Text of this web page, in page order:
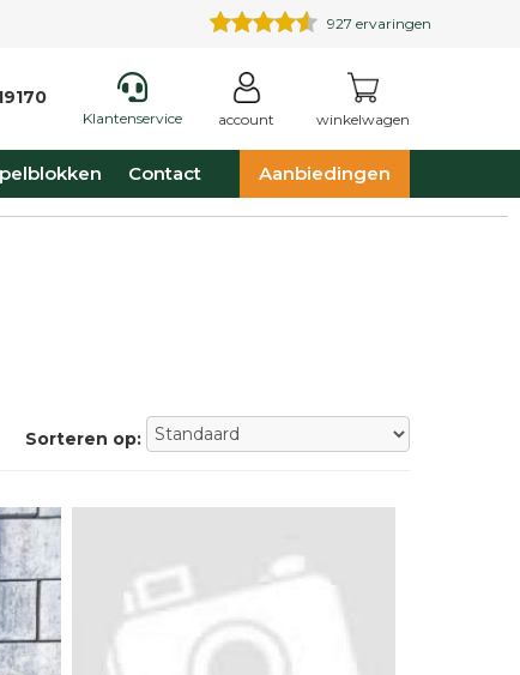
927 ervaringen
Klantenservice account winkelwagen
Contact Aanbiedingen
Sorteren op: